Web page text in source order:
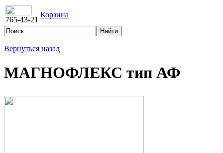
765-43-21
Корзина
Вернуться назад
МАГНОФЛЕКС тип АФ